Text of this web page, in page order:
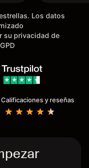
Los datos
su privacidad de
Calificaciones y reseñas